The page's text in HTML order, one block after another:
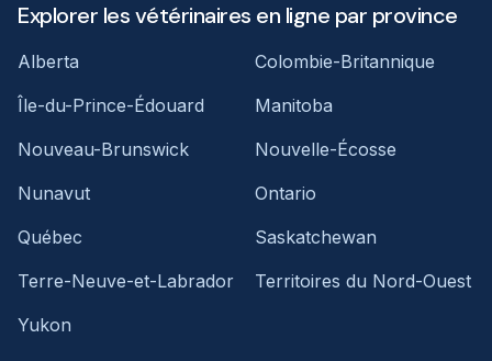
Explorer les vétérinaires en ligne par province
Alberta
Colombie-Britannique
Île-du-Prince-Édouard
Manitoba
Nouveau-Brunswick
Nouvelle-Écosse
Nunavut
Ontario
Québec
Saskatchewan
Terre-Neuve-et-Labrador
Territoires du Nord-Ouest
Yukon